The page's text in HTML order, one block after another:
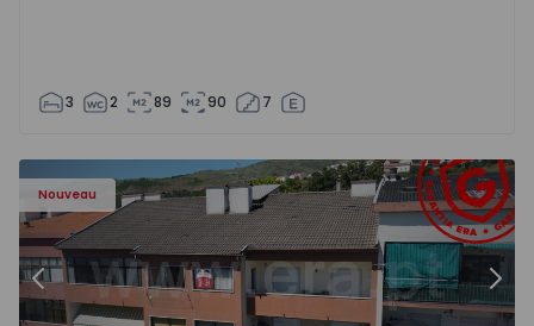
3 2 89 90 7
Nouveau
- 18
Appartement T2 Covilhã, Covilhã e Canhoso - 1497806 -
Précédent